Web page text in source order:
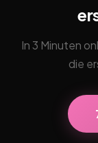
In 3 Minuten
die